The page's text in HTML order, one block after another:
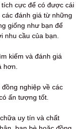
cực để có được cái
đánh giá từ những
giống như bạn để
nhu cầu của bạn.
kiếm và đánh giá
hơn.
nghiệp về các
ấn tượng tốt.
uy tín và chất